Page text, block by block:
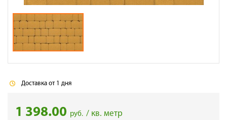
Доставка от 1 дня
1 398.00 руб. / кв. метр